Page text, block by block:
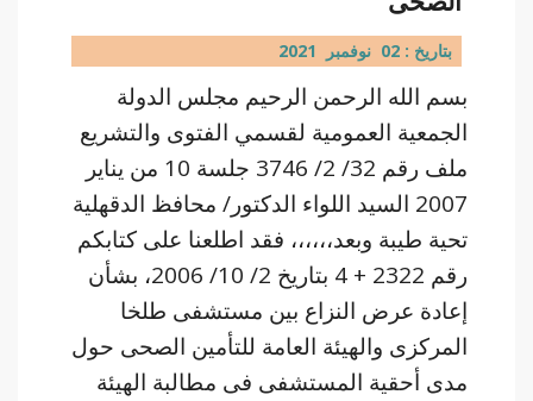
بتاريخ : 02 نوفمبر 2021
بسم الله الرحمن الرحيم مجلس الدولة
الجمعية العمومية لقسمي الفتوى والتشريع
ملف رقم 32/ 2/ 3746 جلسة 10 من يناير
2007 السيد اللواء الدكتور/ محافظ الدقهلية
تحية طيبة وبعد،،،،،، فقد اطلعنا على كتابكم
رقم 2322 + 4 بتاريخ 2/ 10/ 2006، بشأن
إعادة عرض النزاع بين مستشفى طلخا
المركزى والهيئة العامة للتأمين الصحى حول
مدى أحقية المستشفى فى مطالبة الهيئة